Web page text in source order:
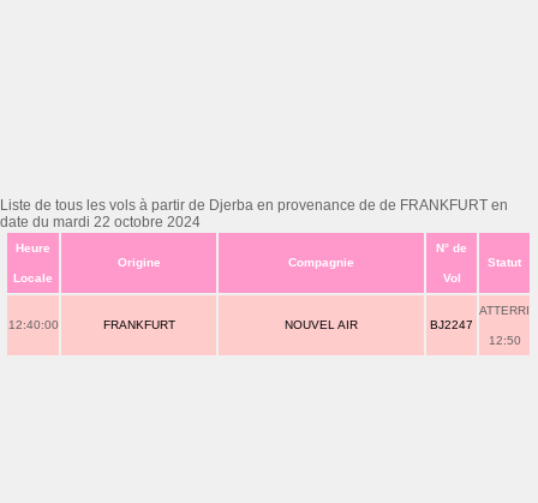
Liste de tous les vols à partir de Djerba en provenance de de FRANKFURT en
date du mardi 22 octobre 2024
Heure
Locale
Origine Compagnie
N° de
Vol
Statut
12:40:00 FRANKFURT NOUVEL AIR BJ2247
ATTERRI
12:50